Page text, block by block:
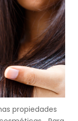
propiedades